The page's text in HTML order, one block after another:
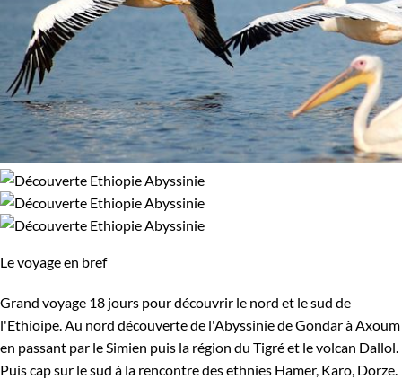
Le voyage en bref
Grand voyage 18 jours pour découvrir le nord et le sud de
l'Ethioipe. Au nord découverte de l'Abyssinie de Gondar à Axoum
en passant par le Simien puis la région du Tigré et le volcan Dallol.
Puis cap sur le sud à la rencontre des ethnies Hamer, Karo, Dorze.